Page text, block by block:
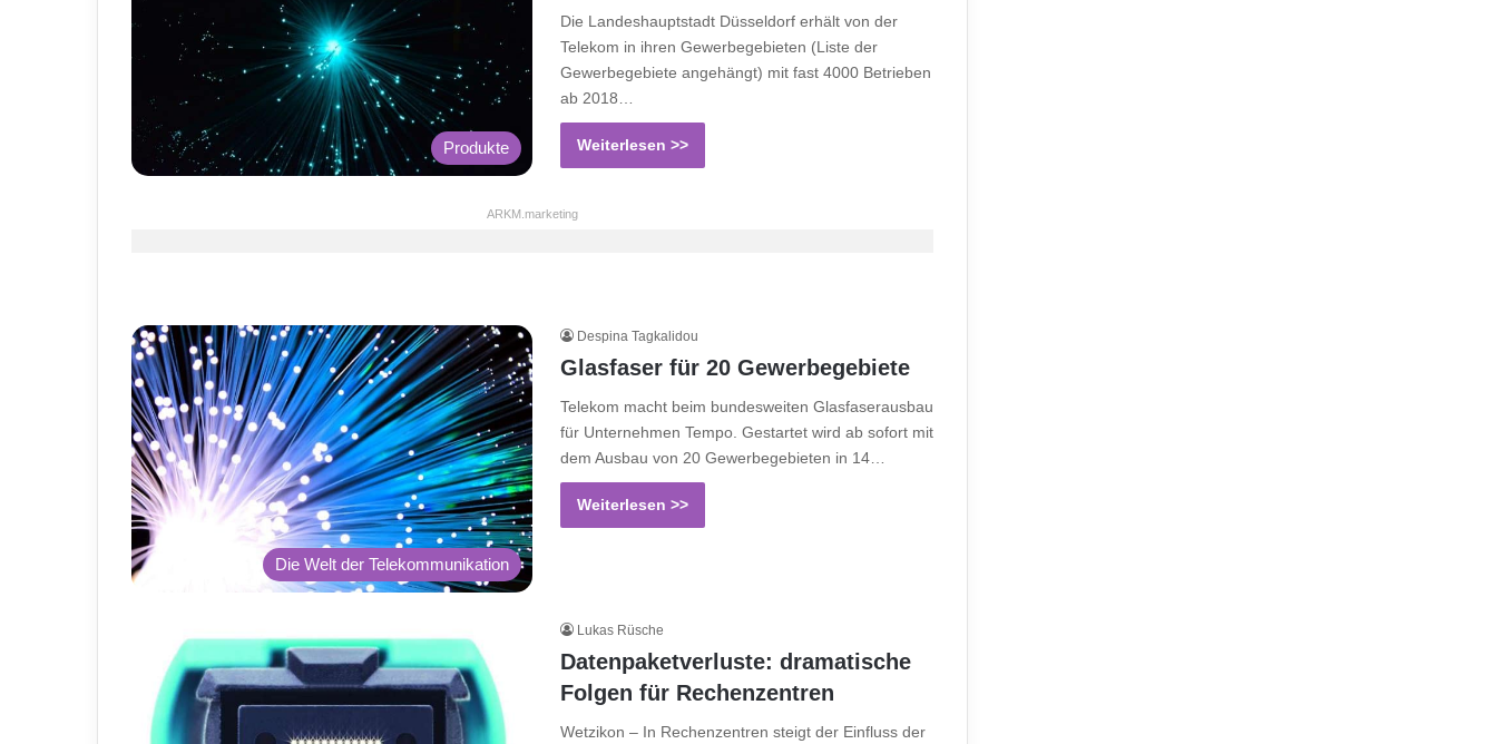
Produkte
Die Landeshauptstadt Düsseldorf erhält von der
Telekom in ihren Gewerbegebieten (Liste der
Gewerbegebiete angehängt) mit fast 4000 Betrieben
ab 2018…
Weiterlesen >>
ARKM.marketing
Die Welt der Telekommunikation
Despina Tagkalidou
Glasfaser für 20 Gewerbegebiete
Telekom macht beim bundesweiten Glasfaserausbau
für Unternehmen Tempo. Gestartet wird ab sofort mit
dem Ausbau von 20 Gewerbegebieten in 14…
Weiterlesen >>
Lukas Rüsche
Datenpaketverluste: dramatische
Folgen für Rechenzentren
Wetzikon – In Rechenzentren steigt der Einfluss der